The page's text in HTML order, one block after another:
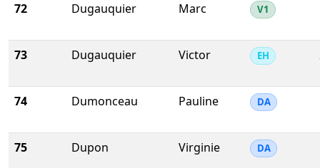
72 Dugauquier Marc V1
73 Dugauquier Victor EH
74 Dumonceau Pauline DA
75 Dupon Virginie DA